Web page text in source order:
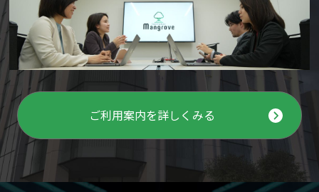
ご利用案内を詳しくみる